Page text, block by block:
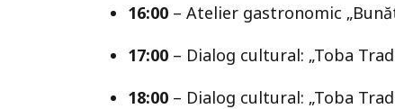
16:00 – Atelier gastronomic
17:00 – Dialog cultural: „Toba
18:00 – Dialog cultural: „Toba